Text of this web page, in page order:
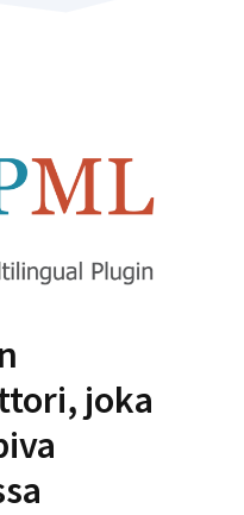
joka